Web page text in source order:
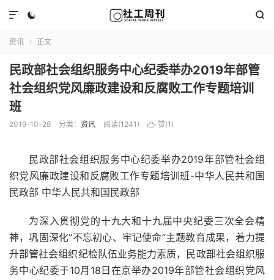
 

资讯  正文
民政部社会组织服务中心纪委举办2019年部管
社会组织党风廉政建设和反腐败工作专题培训
班
2019-10-28 分类： 资讯 阅读(1241)  赞(1 )
民政部社会组织服务中心纪委举办2019年部管社会组
织党风廉政建设和反腐败工作专题培训班-中华人民共和国
民政部 中华人民共和国民政部
为深入贯彻党的十九大和十九届中央纪委三次全会精
神，巩固深化“不忘初心、牢记使命”主题教育成果，着力提
升部管社会组织纪检队伍业务能力素质，民政部社会组织服
务中心纪委于10月18日在京举办2019年部管社会组织党风